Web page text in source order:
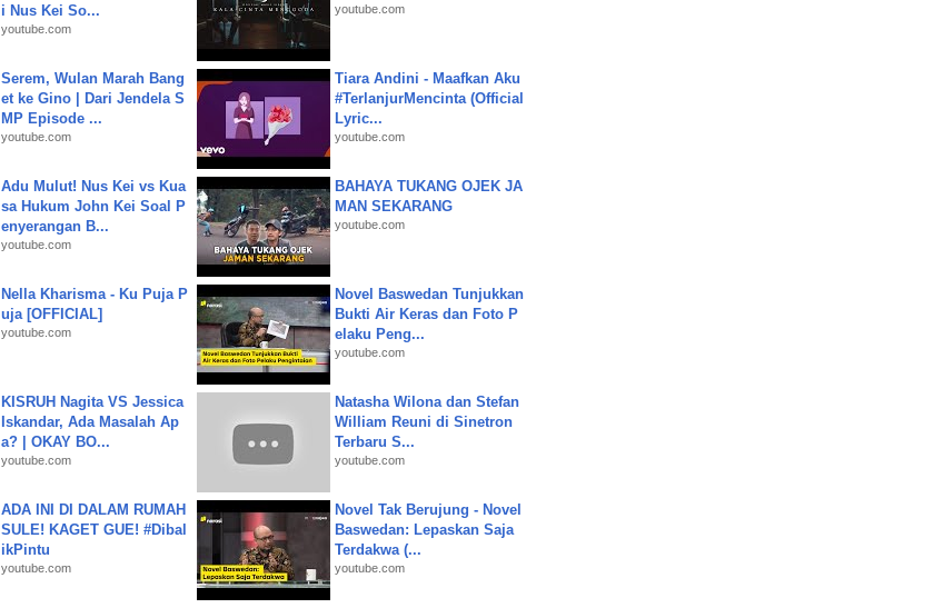
i Nus Kei So...
youtube.com
youtube.com
Serem, Wulan Marah Bang
et ke Gino | Dari Jendela S
MP Episode ...
youtube.com
Tiara Andini - Maafkan Aku
#TerlanjurMencinta (Official
Lyric...
youtube.com
Adu Mulut! Nus Kei vs Kua
sa Hukum John Kei Soal P
enyerangan B...
youtube.com
BAHAYA TUKANG OJEK JA
MAN SEKARANG
youtube.com
Nella Kharisma - Ku Puja P
uja [OFFICIAL]
youtube.com
Novel Baswedan Tunjukkan
Bukti Air Keras dan Foto P
elaku Peng...
youtube.com
KISRUH Nagita VS Jessica
Iskandar, Ada Masalah Ap
a? | OKAY BO...
youtube.com
Natasha Wilona dan Stefan
William Reuni di Sinetron
Terbaru S...
youtube.com
ADA INI DI DALAM RUMAH
SULE! KAGET GUE! #Dibal
ikPintu
youtube.com
Novel Tak Berujung - Novel
Baswedan: Lepaskan Saja
Terdakwa (...
youtube.com